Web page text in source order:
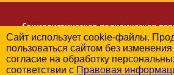
Социалистическая политическая
РОССИЯ
Региональное отделение партии в
© 2006-2026
Сайт использует cookie-файлы.
пользоваться сайтом без
согласие на обработку
соответствии с Правовая